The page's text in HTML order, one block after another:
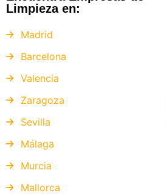
Limpieza en:
Madrid
Barcelona
Valencia
Zaragoza
Sevilla
Málaga
Murcia
Mallorca